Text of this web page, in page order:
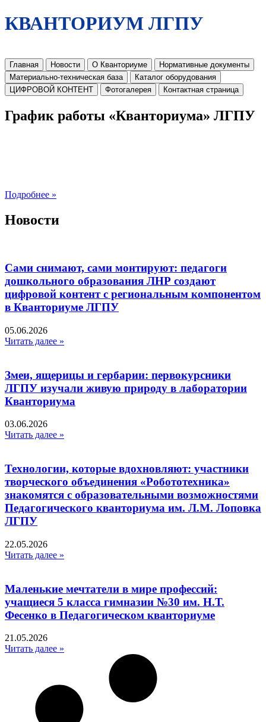
КВАНТОРИУМ ЛГПУ
Главная Новости О Кванториуме
Нормативные документы
Материально-техническая база
Каталог оборудования
ЦИФРОВОЙ КОНТЕНТ
Фотогалерея Контактная страница
График работы «Кванториума» ЛГПУ
Подробнее »
Новости
Сами снимают, сами монтируют: педагоги
дошкольного образования ЛНР создают
цифровой контент с региональным компонентом
в Кванториуме ЛГПУ​
05.06.2026
Читать далее »
Змеи, ящерицы и гербарии: первокурсники
ЛГПУ изучали живую природу в лаборатории
Кванториума
03.06.2026
Читать далее »
Технологии, которые вдохновляют: участники
творческого объединения «Робототехника»
знакомятся с образовательными возможностями
Педагогического кванториума им. Л.М. Лоповка
ЛГПУ
22.05.2026
Читать далее »
Маленькие мечтатели в мире профессий:
учащиеся 5 класса гимназии №30 им. Н.Т.
Фесенко в Педагогическом кванториуме
21.05.2026
Читать далее »